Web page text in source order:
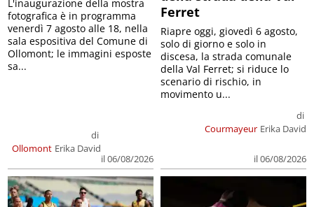
Ollomont
di
Erika David
il 06/08/2026
L'inaugurazione della mostra
fotografica è in programma
venerdì 7 agosto alle 18, nella
sala espositiva del Comune di
Ollomont; le immagini esposte
sa...
Ferret
Courmayeur
di
Erika David
il 06/08/2026
Riapre oggi, giovedì 6 agosto,
solo di giorno e solo in
discesa, la strada comunale
della Val Ferret; si riduce lo
scenario di rischio, in
movimento u...